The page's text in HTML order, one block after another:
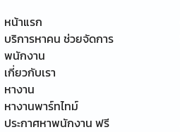
หน้าแรก
บริการหาคน ช่วยจัดการ
พนักงาน
เกี่ยวกับเรา
หางาน
หางานพาร์ทไทม์
ประกาศหาพนักงาน ฟรี